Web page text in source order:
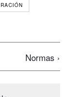
Normas ›